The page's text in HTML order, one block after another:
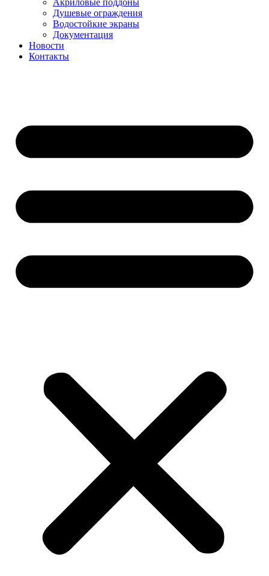
Акриловые поддоны
Душевые ограждения
Водостойкие экраны
Документация
Новости
Контакты